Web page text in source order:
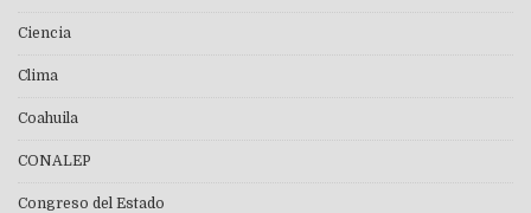
Ciencia
Clima
Coahuila
CONALEP
Congreso del Estado